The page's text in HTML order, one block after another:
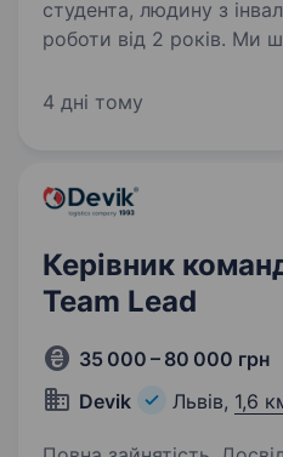
студента, людину з
роботи від 2 років. Ми шукаємо Керівника
поєднує технічну
за збірку, підготовку та
4 дні тому
Керівник
Team Lead
35 000 – 80 000 грн
Devik
Львів, 1,6